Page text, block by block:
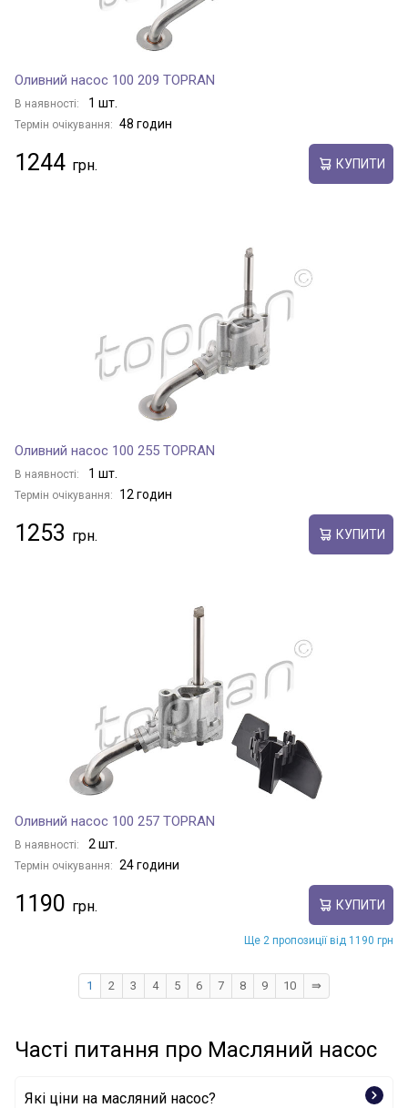
Оливний насос 100 209 TOPRAN
В наявності: 1 шт.
Термін очікування: 48 годин
1244 КУПИТИ
Оливний насос 100 255 TOPRAN
В наявності: 1 шт.
Термін очікування: 12 годин
1253 КУПИТИ
Оливний насос 100 257 TOPRAN
В наявності: 2 шт.
Термін очікування: 24 години
1190 КУПИТИ
Ще 2 пропозиції від 1190 грн
1 2 3 4 5 6 7 8 9 10 ⇛
Часті питання про Масляний насос
Які ціни на масляний насос?